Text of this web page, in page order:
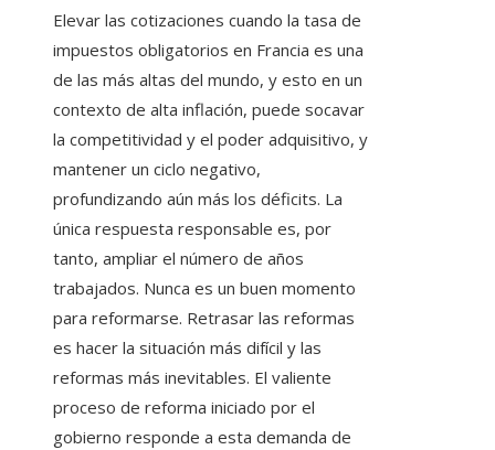
Elevar las cotizaciones cuando la tasa de
impuestos obligatorios en Francia es una
de las más altas del mundo, y esto en un
contexto de alta inflación, puede socavar
la competitividad y el poder adquisitivo, y
mantener un ciclo negativo,
profundizando aún más los déficits. La
única respuesta responsable es, por
tanto, ampliar el número de años
trabajados. Nunca es un buen momento
para reformarse. Retrasar las reformas
es hacer la situación más difícil y las
reformas más inevitables. El valiente
proceso de reforma iniciado por el
gobierno responde a esta demanda de